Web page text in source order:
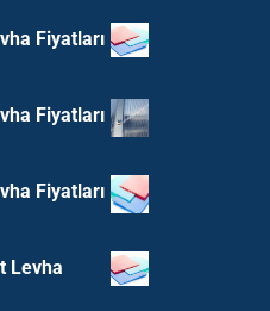
Fiyatları
Fiyatları
Fiyatları
Levha